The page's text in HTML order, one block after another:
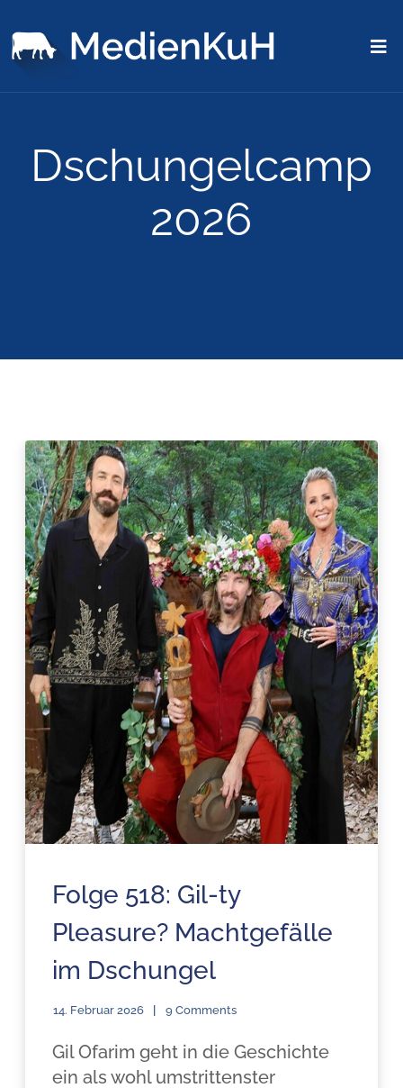
Dschungelcamp
2026
Folge 518: Gil-ty
Pleasure? Machtgefälle
im Dschungel
14. Februar 2026 9 Comments
Gil Ofarim geht in die Geschichte
ein als wohl umstrittenster